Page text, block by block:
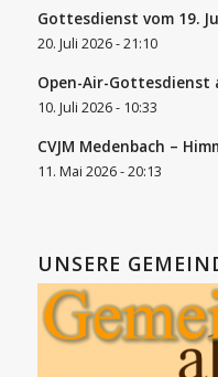
Gottesdienst vom 19.
20. Juli 2026 - 21:10
Open-Air-Gottesdienst
10. Juli 2026 - 10:33
CVJM Medenbach –
11. Mai 2026 - 20:13
UNSERE